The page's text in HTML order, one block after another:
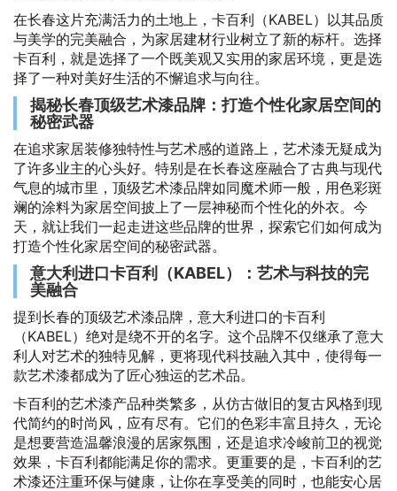
在长春这片充满活力的土地上，卡百利（KABEL）以其品质
与美学的完美融合，为家居建材行业树立了新的标杆。选择
卡百利，就是选择了一个既美观又实用的家居环境，更是选
择了一种对美好生活的不懈追求与向往。
揭秘长春顶级艺术漆品牌：打造个性化家居空间的
秘密武器
在追求家居装修独特性与艺术感的道路上，艺术漆无疑成为
了许多业主的心头好。特别是在长春这座融合了古典与现代
气息的城市里，顶级艺术漆品牌如同魔术师一般，用色彩斑
斓的涂料为家居空间披上了一层神秘而个性化的外衣。今
天，就让我们一起走进这些品牌的世界，探索它们如何成为
打造个性化家居空间的秘密武器。
意大利进口卡百利（KABEL）：艺术与科技的完
美融合
提到长春的顶级艺术漆品牌，意大利进口的卡百利
（KABEL）绝对是绕不开的名字。这个品牌不仅继承了意大
利人对艺术的独特见解，更将现代科技融入其中，使得每一
款艺术漆都成为了匠心独运的艺术品。
卡百利的艺术漆产品种类繁多，从仿古做旧的复古风格到现
代简约的时尚风，应有尽有。它们的色彩丰富且持久，无论
是想要营造温馨浪漫的居家氛围，还是追求冷峻前卫的视觉
效果，卡百利都能满足你的需求。更重要的是，卡百利的艺
术漆还注重环保与健康，让你在享受美的同时，也能安心居